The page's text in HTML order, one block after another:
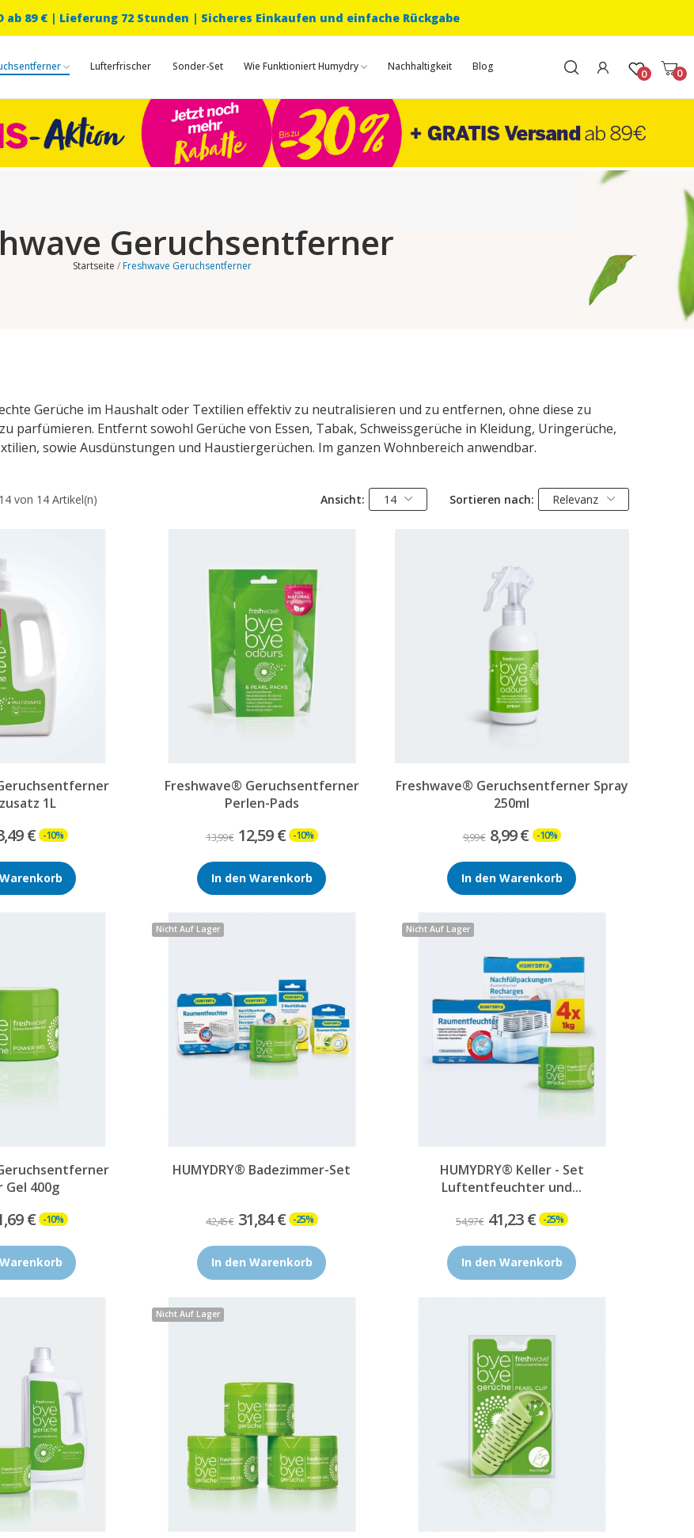
ab 89 € | Lieferung 72 Stunden | Sicheres Einkaufen und einfache Rückgabe
Lufterfrischer Sonder-Set Wie Funktioniert Humydry Nachhaltigkeit Blog 0 0
Geruchsentferner
Startseite Freshwave Geruchsentferner
Gerüche im Haushalt oder Textilien effektiv zu neutralisieren und zu entfernen, ohne diese zu
parfümieren. Entfernt sowohl Gerüche von Essen, Tabak, Schweissgerüche in Kleidung, Uringerüche,
sowie Ausdünstungen und Haustiergerüchen. Im ganzen Wohnbereich anwendbar.
von 14 Artikel(n) Ansicht: 14 Sortieren nach: Relevanz
1L
€ -10%
Freshwave® Geruchsentferner
Perlen-Pads
13,99 € 12,59 € -10%
In den Warenkorb
Freshwave® Geruchsentferner Spray
250ml
9,99 € 8,99 € -10%
In den Warenkorb
Gel 400g
€ -10%
Nicht Auf Lager
HUMYDRY® Badezimmer-Set
42,45 € 31,84 € -25%
In den Warenkorb
Nicht Auf Lager
HUMYDRY® Keller - Set
Luftentfeuchter und...
54,97 € 41,23 € -25%
In den Warenkorb
Nicht Auf Lager